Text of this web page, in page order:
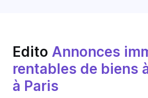
Edito Annonces
rentables de biens
à Paris